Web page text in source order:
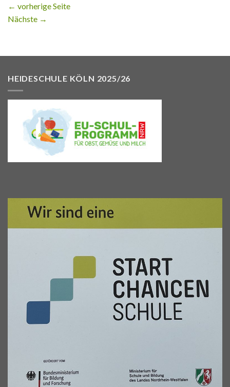
← vorherige Seite
Nächste →
HEIDESCHULE KÖLN 2025/26